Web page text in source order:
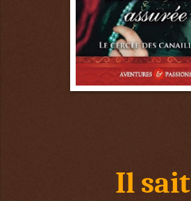
Il sait